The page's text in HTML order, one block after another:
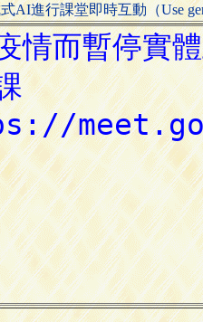
AI進行課堂即時互動（Use